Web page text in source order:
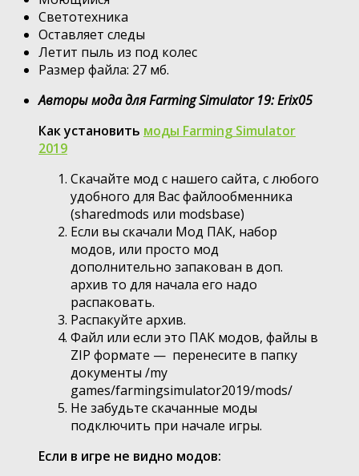
Светотехника
Оставляет следы
Летит пыль из под колес
Размер файла: 27 мб.
Авторы мода для Farming Simulator 19: Erix05
Как установить моды Farming Simulator
2019
Скачайте мод с нашего сайта, с любого
удобного для Вас файлообменника
(sharedmods или modsbase)
Если вы скачали Мод ПАК, набор
модов, или просто мод
дополнительно запакован в доп.
архив то для начала его надо
распаковать.
Распакуйте архив.
Файл или если это ПАК модов, файлы в
ZIP формате — перенесите в папку
документы /my
games/farmingsimulator2019/mods/
Не забудьте скачанные моды
подключить при начале игры.
Если в игре не видно модов: